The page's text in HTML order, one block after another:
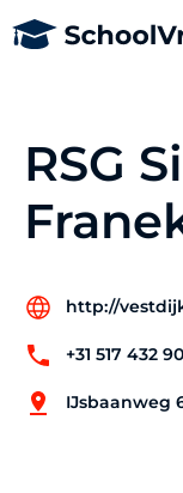
RSG
http://
+31 517 432
IJsbaanweg